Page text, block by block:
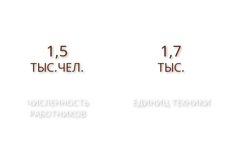
1,5
ТЫС.ЧЕЛ.
ЧИСЛЕННОСТЬ
РАБОТНИКОВ
1,7
ТЫС.
ЕДИНИЦ ТЕХНИКИ